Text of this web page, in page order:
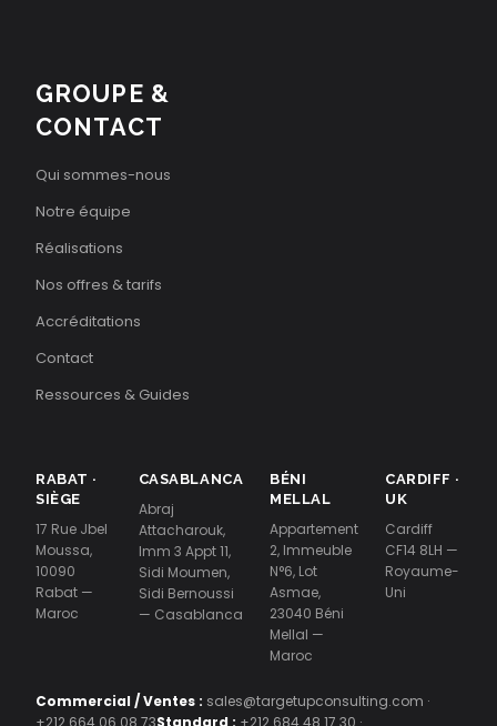
GROUPE &
CONTACT
Qui sommes-nous
Notre équipe
Réalisations
Nos offres & tarifs
Accréditations
Contact
Ressources & Guides
RABAT ·
SIÈGE
17 Rue Jbel
Moussa,
10090
Rabat —
Maroc
CASABLANCA
Abraj
Attacharouk,
Imm 3 Appt 11,
Sidi Moumen,
Sidi Bernoussi
— Casablanca
BÉNI
MELLAL
Appartement
2, Immeuble
N°6, Lot
Asmae,
23040 Béni
Mellal —
Maroc
CARDIFF ·
UK
Cardiff
CF14 8LH —
Royaume-
Uni
Commercial / Ventes : sales@targetupconsulting.com ·
+212 664 06 08 73Standard : +212 684 48 17 30 ·